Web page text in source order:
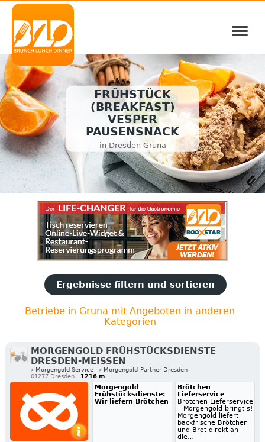
≡
FRÜHSTÜCK
(BREAKFAST)
VESPER
PAUSENSNACK
in Dresden Gruna
Ergebnisse filtern und sortieren
Betriebe in Gruna mit Angeboten in anderen
Kategorien
MORGENGOLD FRÜHSTÜCKSDIENSTE
DRESDEN-MEISSEN
▹ Morgengold Service
▹ Morgengold-Partner Dresden
01277 Dresden
1216 m
Morgengold
Frühstücksdienste:
Wir liefern Brötchen
Brötchen
Lieferservice
Brötchen Lieferservice
– Morgengold bringt’s!
Morgengold liefert
backfrische Brötchen
und Brot direkt an
die…